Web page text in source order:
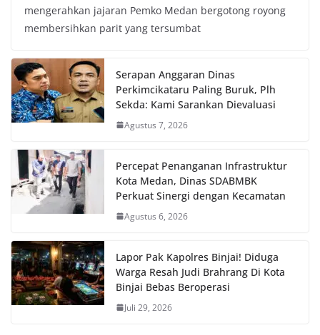
mengerahkan jajaran Pemko Medan bergotong royong
membersihkan parit yang tersumbat
Serapan Anggaran Dinas
Perkimcikataru Paling Buruk, Plh
Sekda: Kami Sarankan Dievaluasi
Agustus 7, 2026
Percepat Penanganan Infrastruktur
Kota Medan, Dinas SDABMBK
Perkuat Sinergi dengan Kecamatan
Agustus 6, 2026
Lapor Pak Kapolres Binjai! Diduga
Warga Resah Judi Brahrang Di Kota
Binjai Bebas Beroperasi
Juli 29, 2026